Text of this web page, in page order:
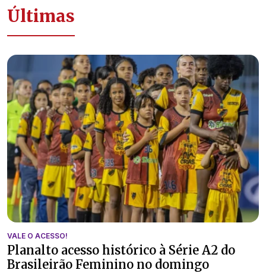
Últimas
VALE O ACESSO!
Planalto acesso histórico à Série A2 do
Brasileirão Feminino no domingo